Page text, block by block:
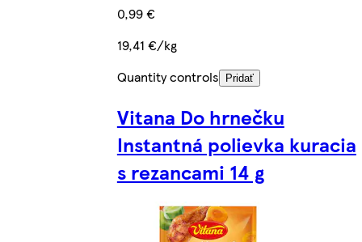
0,99 €
19,41 €/kg
Quantity controls
Pridať
Vitana Do hrnečku
Instantná polievka kuracia
s rezancami 14 g